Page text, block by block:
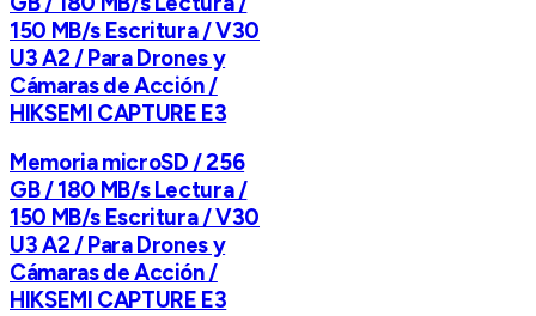
150 MB/s Escritura / V30
U3 A2 / Para Drones y
Cámaras de Acción /
HIKSEMI CAPTURE E3
Memoria microSD / 256
GB / 180 MB/s Lectura /
150 MB/s Escritura / V30
U3 A2 / Para Drones y
Cámaras de Acción /
HIKSEMI CAPTURE E3